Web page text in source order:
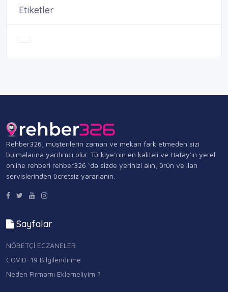
Etiketler
Rehber326, müşterilerin zaman ve mekan fark etmeden sizi
bulmalarına yardımcı olur. Türkiye’nin en kaliteli ve Hatay'ın yerel
online rehberi rehber326 ‘da sizde yerinizi alın, ürün ve ilan
servislerinden ücretsiz yararlanın.
Sayfalar
NÖBETÇİ ECZANELER
COVID-19 Bilgilendirme
Neden Firmamı Eklemeliyim ?